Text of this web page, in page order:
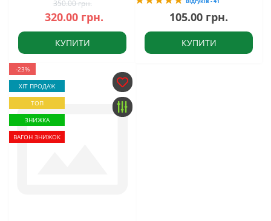
350.00 грн.
320.00 грн.
КУПИТИ
105.00 грн.
КУПИТИ
-23%
ХІТ ПРОДАЖ
ТОП
ЗНИЖКА
ВАГОН ЗНИЖОК